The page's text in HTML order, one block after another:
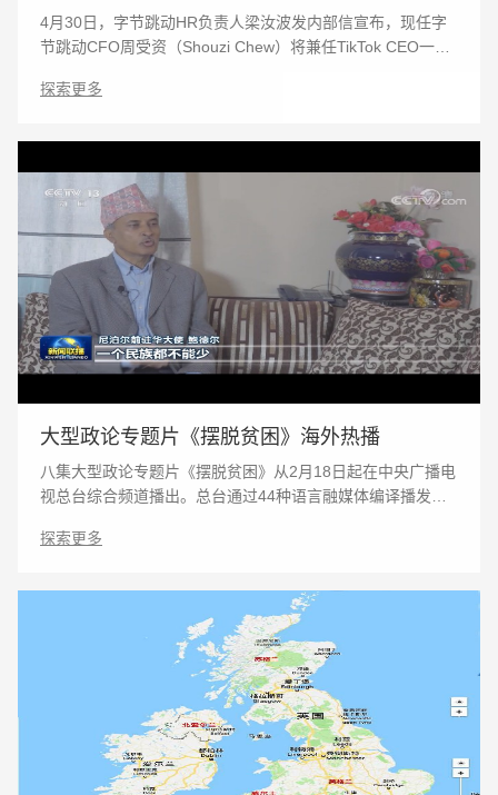
4月30日，字节跳动HR负责人梁汝波发内部信宣布，现任字
节跳动CFO周受资（Shouzi Chew）将兼任TikTok CEO一
探索更多
大型政论专题片《摆脱贫困》海外热播
八集大型政论专题片《摆脱贫困》从2月18日起在中央广播电
视总台综合频道播出。总台通过44种语言融媒体编译播发，
片全景呈现以习近平同志为核心的党中央
探索更多